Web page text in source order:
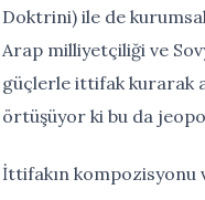
Doktrini) ile de
Arap milliyetçiliği ve
güçlerle ittifak kurarak
örtüşüyor ki bu da
İttifakın kompozisyonu